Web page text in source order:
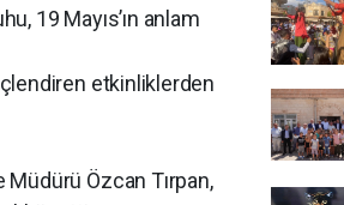
19 Mayıs’ın anlam
etkinliklerden
Müdürü Özcan Tırpan,